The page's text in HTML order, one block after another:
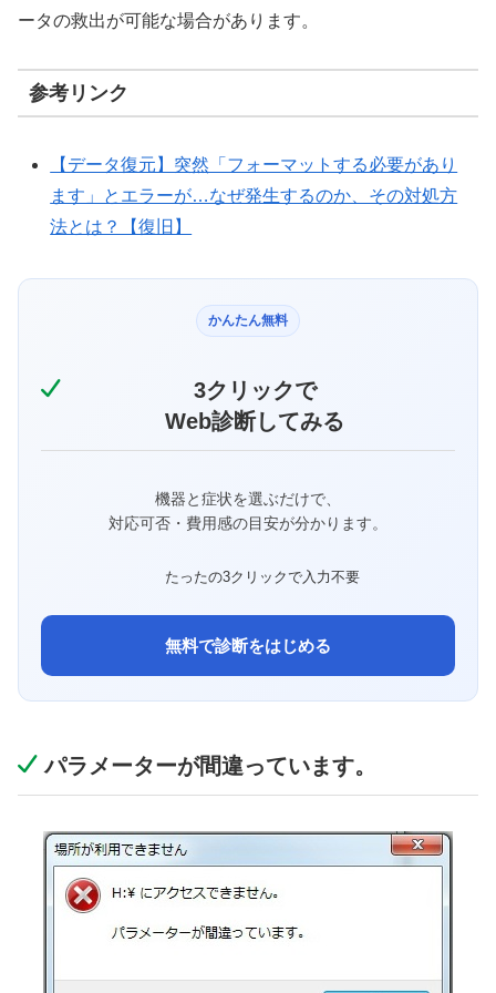
ータの救出が可能な場合があります。
参考リンク
【データ復元】突然「フォーマットする必要があり
ます」とエラーが…なぜ発生するのか、その対処方
法とは？【復旧】
かんたん無料
3クリックで
Web診断してみる
機器と症状を選ぶだけで、
対応可否・費用感の目安が分かります。
たったの3クリックで入力不要
無料で診断をはじめる
パラメーターが間違っています。